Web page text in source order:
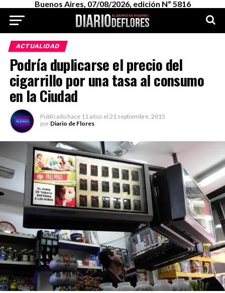
Buenos Aires, 07/08/2026, edición Nº 5816
ACTUALIDAD
Podría duplicarse el precio del
cigarrillo por una tasa al consumo
en la Ciudad
Publicado hace 11 años el 21 septiembre, 2015
por Diario de Flores